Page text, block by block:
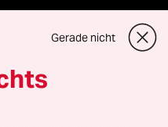
Gerade nicht